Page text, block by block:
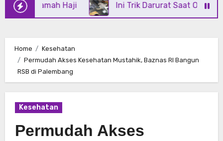
Haji Ini Trik Darurat Saat Oli Power Steering
Home
Kesehatan
Permudah Akses Kesehatan Mustahik, Baznas RI Bangun
RSB di Palembang
Kesehatan
Permudah Akses